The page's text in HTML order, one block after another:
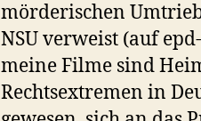
mörderischen
NSU verweist (auf
meine Filme sind
Rechtsextremen in